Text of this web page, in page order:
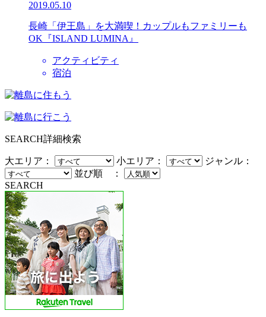
2019.05.10
長崎「伊王島」を大満喫！カップルもファミリーも
OK『ISLAND LUMINA』
アクティビティ
宿泊
SEARCH詳細検索
大エリア： 小エリア：
ジャンル：
並び順 ：
SEARCH